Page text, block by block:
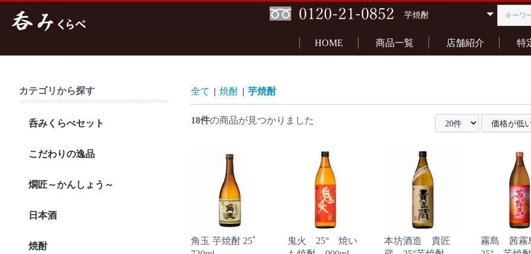
HOME 商品一覧 店舗紹介 特
カテゴリから探す
呑みくらべセット
こだわりの逸品
燗匠～かんしょう～
日本酒
焼酎
全て | 焼酎 | 芋焼酎
18件の商品が見つかりました
角玉 芋焼酎 25ﾟ
鬼火 25° 焼い
本坊酒造 貴匠
霧島 茜